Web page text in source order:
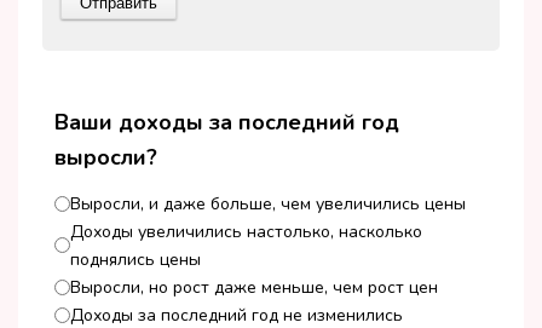
Ваши доходы за последний год
выросли?
Выросли, и даже больше, чем увеличились цены
Доходы увеличились настолько, насколько
поднялись цены
Выросли, но рост даже меньше, чем рост цен
Доходы за последний год не изменились